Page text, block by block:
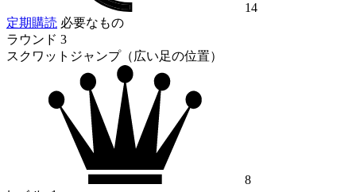
14
定期購読 必要なもの
ラウンド 3
スクワットジャンプ（広い足の位置）
8